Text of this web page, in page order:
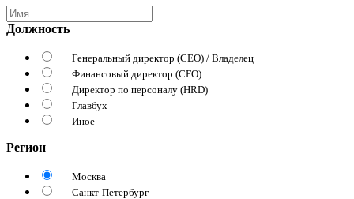
Должность
Генеральный директор (CEO) / Владелец
Финансовый директор (CFO)
Директор по персоналу (HRD)
Главбух
Иное
Регион
Москва
Санкт-Петербург